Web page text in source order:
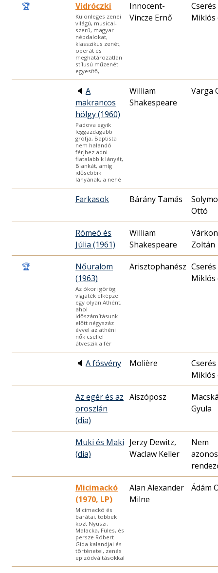
🏆 Vidróczki
Különleges zenei
világú, musical-
szerű, magyar
népdalokat,
klasszikus zenét,
operát és
meghatározatlan
stílusú műzenét
egyesítő,
Innocent-
Vincze Ernő
Cserés
Miklós
🔈 A
makrancos
hölgy (1960)
Padova egyik
leggazdagabb
grófja, Baptista
nem halandó
férjhez adni
fiatalabbik lányát,
Biankát, amíg
idősebbik
lányának, a nehé
William
Shakespeare
Varga
Farkasok Bárány Tamás
Ottó
Rómeó és
Júlia (1961)
William
Shakespeare
Zoltán
🏆
Nőuralom
(1963)
Az ókori görög
vígjáték elképzel
egy olyan Athént,
ahol
időszámításunk
előtt négyszáz
évvel az athéni
nők csellel
átveszik a fér
Cserés
Miklós
🔈 A fösvény Molière
Cserés
Miklós
Az egér és az
oroszlán
(dia)
Aiszóposz
Gyula
Muki és Maki
(dia)
Jerzy Dewitz,
Waclaw Keller
Nem
Micimackó
(1970, LP)
Micimackó és
barátai, többek
közt Nyuszi,
Malacka, Füles, és
persze Róbert
Gida kalandjai és
történetei, zenés
epizódváltásokkal
Alan Alexander
Milne
Ádám